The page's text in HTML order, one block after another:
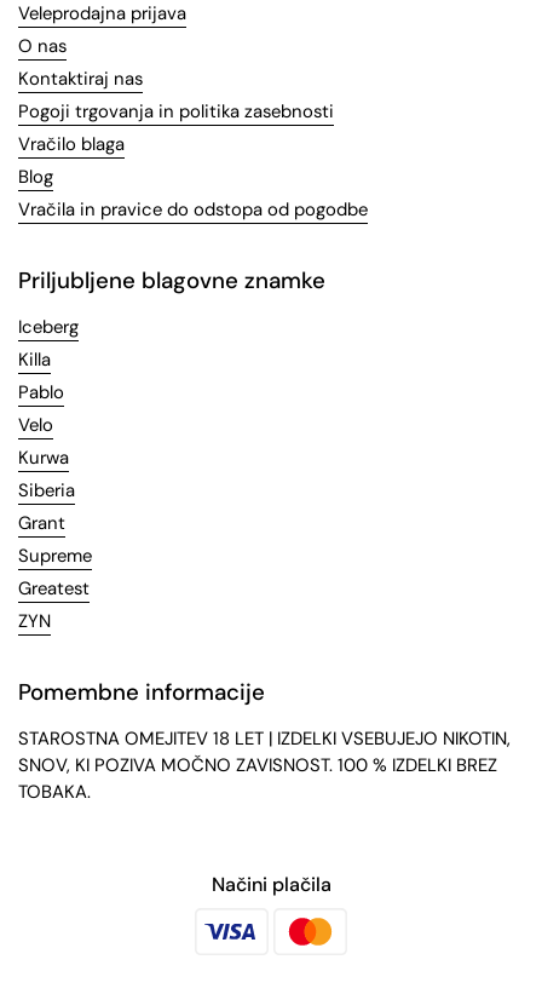
Veleprodajna prijava
O nas
Kontaktiraj nas
Pogoji trgovanja in politika zasebnosti
Vračilo blaga
Blog
Vračila in pravice do odstopa od pogodbe
Priljubljene blagovne znamke
Iceberg
Killa
Pablo
Velo
Kurwa
Siberia
Grant
Supreme
Greatest
ZYN
Pomembne informacije
STAROSTNA OMEJITEV 18 LET | IZDELKI VSEBUJEJO NIKOTIN,
SNOV, KI POZIVA MOČNO ZAVISNOST. 100 % IZDELKI BREZ
TOBAKA.
Načini plačila